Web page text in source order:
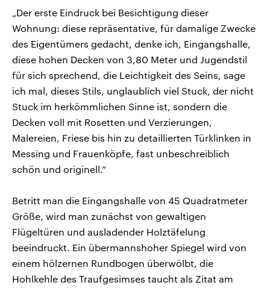
„Der erste Eindruck bei Besichtigung dieser
Wohnung: diese repräsentative, für damalige Zwecke
des Eigentümers gedacht, denke ich, Eingangshalle,
diese hohen Decken von 3,80 Meter und Jugendstil
für sich sprechend, die Leichtigkeit des Seins, sage
ich mal, dieses Stils, unglaublich viel Stuck, der nicht
Stuck im herkömmlichen Sinne ist, sondern die
Decken voll mit Rosetten und Verzierungen,
Malereien, Friese bis hin zu detaillierten Türklinken in
Messing und Frauenköpfe, fast unbeschreiblich
schön und originell.“
Betritt man die Eingangshalle von 45 Quadratmeter
Größe, wird man zunächst von gewaltigen
Flügeltüren und ausladender Holztäfelung
beeindruckt. Ein übermannshoher Spiegel wird von
einem hölzernen Rundbogen überwölbt, die
Hohlkehle des Traufgesimses taucht als Zitat am